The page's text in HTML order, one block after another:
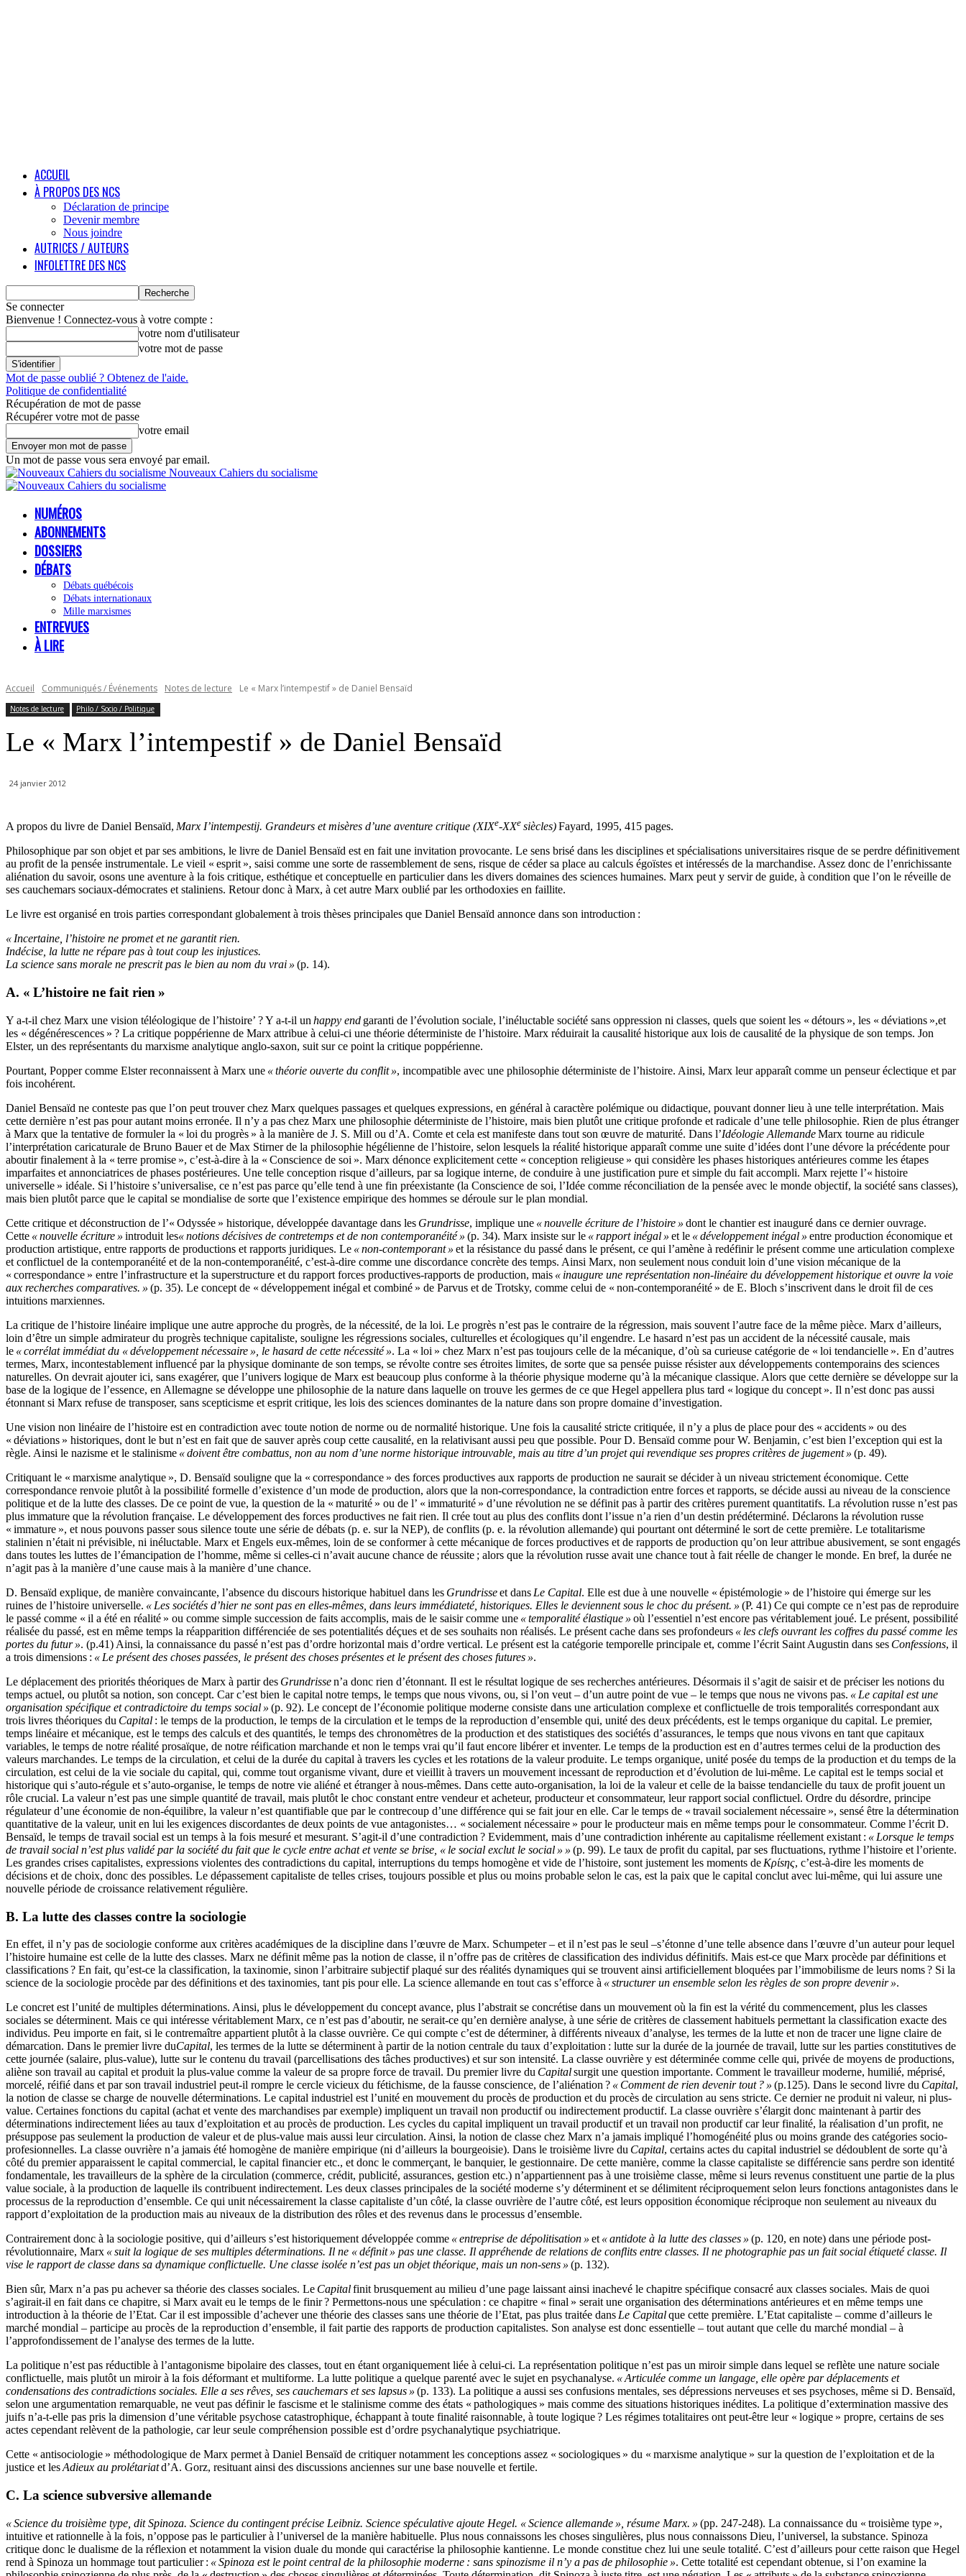
ACCUEIL
À PROPOS DES NCS
Déclaration de principe
Devenir membre
Nous joindre
AUTRICES / AUTEURS
INFOLETTRE DES NCS
Se connecter
Bienvenue ! Connectez-vous à votre compte :
votre nom d'utilisateur
votre mot de passe
Mot de passe oublié ? Obtenez de l'aide.
Politique de confidentialité
Récupération de mot de passe
Récupérer votre mot de passe
votre email
Un mot de passe vous sera envoyé par email.
Nouveaux Cahiers du socialisme
NUMÉROS
ABONNEMENTS
DOSSIERS
DÉBATS
Débats québécois
Débats internationaux
Mille marxismes
ENTREVUES
À LIRE
Accueil Communiqués / Événements Notes de lecture Le « Marx l’intempestif » de Daniel Bensaïd
Notes de lecture Philo / Socio / Politique
Le « Marx l’intempestif » de Daniel Bensaïd
24 janvier 2012
A propos du livre de Daniel Bensaïd, Marx I’intempestij. Grandeurs et misères d’une aventure critique (XIXe-XXe siècles)Fayard, 1995, 415 pages.
Philosophique par son objet et par ses ambitions, le livre de Daniel Bensaïd est en fait une invitation provocante. Le sens brisé dans les disciplines et spécialisations universitaires risque de se perdre définitivement
au profit de la pensée instrumentale. Le vieil « esprit », saisi comme une sorte de rassemblement de sens, risque de céder sa place au calculs égoïstes et intéressés de la marchandise. Assez donc de l’enrichissante
aliénation du savoir, osons une aventure à la fois critique, esthétique et conceptuelle en particulier dans les divers domaines des sciences humaines. Marx peut y servir de guide, à condition que l’on le réveille de
ses cauchemars sociaux-démocrates et staliniens. Retour donc à Marx, à cet autre Marx oublié par les orthodoxies en faillite.
Le livre est organisé en trois parties correspondant globalement à trois thèses principales que Daniel Bensaïd annonce dans son introduction :
« Incertaine, l’histoire ne promet et ne garantit rien.
Indécise, la lutte ne répare pas à tout coup les injustices.
La science sans morale ne prescrit pas le bien au nom du vrai » (p. 14).
A. « L’histoire ne fait rien »
Y a-t-il chez Marx une vision téléologique de l’histoire’ ? Y a-t-il un happy end garanti de l’évolution sociale, l’inéluctable société sans oppression ni classes, quels que soient les « détours », les « déviations »,et
les « dégénérescences » ? La critique poppérienne de Marx attribue à celui-ci une théorie déterministe de l’histoire. Marx réduirait la causalité historique aux lois de causalité de la physique de son temps. Jon
Elster, un des représentants du marxisme analytique anglo-saxon, suit sur ce point la critique poppérienne.
Pourtant, Popper comme Elster reconnaissent à Marx une « théorie ouverte du conflit », incompatible avec une philosophie déterministe de l’histoire. Ainsi, Marx leur apparaît comme un penseur éclectique et par
fois incohérent.
Daniel Bensaïd ne conteste pas que l’on peut trouver chez Marx quelques passages et quelques expressions, en général à caractère polémique ou didactique, pouvant donner lieu à une telle interprétation. Mais
cette dernière n’est pas pour autant moins erronée. Il n’y a pas chez Marx une philosophie déterministe de l’histoire, mais bien plutôt une critique profonde et radicale d’une telle philosophie. Rien de plus étranger
à Marx que la tentative de formuler la « loi du progrès » à la manière de J. S. Mill ou d’A. Comte et cela est manifeste dans tout son œuvre de maturité. Dans l’Idéologie AllemandeMarx tourne au ridicule
l’interprétation caricaturale de Bruno Bauer et de Max Stirner de la philosophie hégélienne de l’histoire, selon lesquels la réalité historique apparaît comme une suite d’idées dont l’une dévore la précédente pour
aboutir finalement à la « terre promise », c’est-à-dire à la « Conscience de soi ». Marx dénonce explicitement cette « conception religieuse » qui considère les phases historiques antérieures comme les étapes
imparfaites et annonciatrices de phases postérieures. Une telle conception risque d’ailleurs, par sa logique interne, de conduire à une justification pure et simple du fait accompli. Marx rejette l’« histoire
universelle » idéale. Si l’histoire s’universalise, ce n’est pas parce qu’elle tend à une fin préexistante (la Conscience de soi, l’Idée comme réconciliation de la pensée avec le monde objectif, la société sans classes),
mais bien plutôt parce que le capital se mondialise de sorte que l’existence empirique des hommes se déroule sur le plan mondial.
Cette critique et déconstruction de l’« Odyssée » historique, développée davantage dans les Grundrisse, implique une « nouvelle écriture de l’histoire » dont le chantier est inauguré dans ce dernier ouvrage.
Cette « nouvelle écriture » introduit les« notions décisives de contretemps et de non contemporanéité » (p. 34). Marx insiste sur le « rapport inégal » et le « développement inégal » entre production économique et
production artistique, entre rapports de productions et rapports juridiques. Le « non-contemporant » et la résistance du passé dans le présent, ce qui l’amène à redéfinir le présent comme une articulation complexe
et conflictuel de la contemporanéité et de la non-contemporanéité, c’est-à-dire comme une discordance concrète des temps. Ainsi Marx, non seulement nous conduit loin d’une vision mécanique de la
« correspondance » entre l’infrastructure et la superstructure et du rapport forces productives-rapports de production, mais « inaugure une représentation non-linéaire du développement historique et ouvre la voie
aux recherches comparatives. » (p. 35). Le concept de « développement inégal et combiné » de Parvus et de Trotsky, comme celui de « non-contemporanéité » de E. Bloch s’inscrivent dans le droit fil de ces
intuitions marxiennes.
La critique de l’histoire linéaire implique une autre approche du progrès, de la nécessité, de la loi. Le progrès n’est pas le contraire de la régression, mais souvent l’autre face de la même pièce. Marx d’ailleurs,
loin d’être un simple admirateur du progrès technique capitaliste, souligne les régressions sociales, culturelles et écologiques qu’il engendre. Le hasard n’est pas un accident de la nécessité causale, mais
le « corrélat immédiat du « développement nécessaire », le hasard de cette nécessité ». La « loi » chez Marx n’est pas toujours celle de la mécanique, d’où sa curieuse catégorie de « loi tendancielle ». En d’autres
termes, Marx, incontestablement influencé par la physique dominante de son temps, se révolte contre ses étroites limites, de sorte que sa pensée puisse résister aux développements contemporains des sciences
naturelles. On devrait ajouter ici, sans exagérer, que l’univers logique de Marx est beaucoup plus conforme à la théorie physique moderne qu’à la mécanique classique. Alors que cette dernière se développe sur la
base de la logique de l’essence, en Allemagne se développe une philosophie de la nature dans laquelle on trouve les germes de ce que Hegel appellera plus tard « logique du concept ». Il n’est donc pas aussi
étonnant si Marx refuse de transposer, sans scepticisme et esprit critique, les lois des sciences dominantes de la nature dans son propre domaine d’investigation.
Une vision non linéaire de l’histoire est en contradiction avec toute notion de norme ou de normalité historique. Une fois la causalité stricte critiquée, il n’y a plus de place pour des « accidents » ou des
« déviations » historiques, dont le but n’est en fait que de sauver après coup cette causalité, en la relativisant aussi peu que possible. Pour D. Bensaïd comme pour W. Benjamin, c’est bien l’exception qui est la
règle. Ainsi le nazisme et le stalinisme « doivent être combattus, non au nom d’une norme historique introuvable, mais au titre d’un projet qui revendique ses propres critères de jugement » (p. 49).
Critiquant le « marxisme analytique », D. Bensaïd souligne que la « correspondance » des forces productives aux rapports de production ne saurait se décider à un niveau strictement économique. Cette
correspondance renvoie plutôt à la possibilité formelle d’existence d’un mode de production, alors que la non-correspondance, la contradiction entre forces et rapports, se décide aussi au niveau de la conscience
politique et de la lutte des classes. De ce point de vue, la question de la « maturité » ou de l’ « immaturité » d’une révolution ne se définit pas à partir des critères purement quantitatifs. La révolution russe n’est pas
plus immature que la révolution française. Le développement des forces productives ne fait rien. Il crée tout au plus des conflits dont l’issue n’a rien d’un destin prédéterminé. Déclarons la révolution russe
« immature », et nous pouvons passer sous silence toute une série de débats (p. e. sur la NEP), de conflits (p. e. la révolution allemande) qui pourtant ont déterminé le sort de cette première. Le totalitarisme
stalinien n’était ni prévisible, ni inéluctable. Marx et Engels eux-mêmes, loin de se conformer à cette mécanique de forces productives et de rapports de production qu’on leur attribue abusivement, se sont engagés
dans toutes les luttes de l’émancipation de l’homme, même si celles-ci n’avait aucune chance de réussite ; alors que la révolution russe avait une chance tout à fait réelle de changer le monde. En bref, la durée ne
n’agit pas à la manière d’une cause mais à la manière d’une chance.
D. Bensaïd explique, de manière convaincante, l’absence du discours historique habituel dans les Grundrisseet dans Le Capital. Elle est due à une nouvelle « épistémologie » de l’histoire qui émerge sur les
ruines de l’histoire universelle. « Les sociétés d’hier ne sont pas en elles-mêmes, dans leurs immédiateté, historiques. Elles le deviennent sous le choc du présent. » (P. 41) Ce qui compte ce n’est pas de reproduire
le passé comme « il a été en réalité » ou comme simple succession de faits accomplis, mais de le saisir comme une « temporalité élastique » où l’essentiel n’est encore pas véritablement joué. Le présent, possibilité
réalisée du passé, est en même temps la réapparition différenciée de ses potentialités déçues et de ses souhaits non réalisés. Le présent cache dans ses profondeurs « les clefs ouvrant les coffres du passé comme les
portes du futur ». (p.41) Ainsi, la connaissance du passé n’est pas d’ordre horizontal mais d’ordre vertical. Le présent est la catégorie temporelle principale et, comme l’écrit Saint Augustin dans ses Confessions, il
a trois dimensions : « Le présent des choses passées, le présent des choses présentes et le présent des choses futures ».
Le déplacement des priorités théoriques de Marx à partir des Grundrissen’a donc rien d’étonnant. Il est le résultat logique de ses recherches antérieures. Désormais il s’agit de saisir et de préciser les notions du
temps actuel, ou plutôt sa notion, son concept. Car c’est bien le capital notre temps, le temps que nous vivons, ou, si l’on veut – d’un autre point de vue – le temps que nous ne vivons pas. « Le capital est une
organisation spécifique et contradictoire du temps social » (p. 92). Le concept de l’économie politique moderne consiste dans une articulation complexe et conflictuelle de trois temporalités correspondant aux
trois livres théoriques du Capital : le temps de la production, le temps de la circulation et le temps de la reproduction d’ensemble qui, unité des deux précédents, est le temps organique du capital. Le premier,
temps linéaire et mécanique, est le temps des calculs et des quantités, le temps des chronomètres de la production et des statistiques des sociétés d’assurances, le temps que nous vivons en tant que capitaux
variables, le temps de notre réalité prosaïque, de notre réification marchande et non le temps vrai qu’il faut encore libérer et inventer. Le temps de la production est en d’autres termes celui de la production des
valeurs marchandes. Le temps de la circulation, et celui de la durée du capital à travers les cycles et les rotations de la valeur produite. Le temps organique, unité posée du temps de la production et du temps de la
circulation, est celui de la vie sociale du capital, qui, comme tout organisme vivant, dure et vieillit à travers un mouvement incessant de reproduction et d’évolution de lui-même. Le capital est le temps social et
historique qui s’auto-régule et s’auto-organise, le temps de notre vie aliéné et étranger à nous-mêmes. Dans cette auto-organisation, la loi de la valeur et celle de la baisse tendancielle du taux de profit jouent un
rôle crucial. La valeur n’est pas une simple quantité de travail, mais plutôt le choc constant entre vendeur et acheteur, producteur et consommateur, leur rapport social conflictuel. Ordre du désordre, principe
régulateur d’une économie de non-équilibre, la valeur n’est quantifiable que par le contrecoup d’une différence qui se fait jour en elle. Car le temps de « travail socialement nécessaire », sensé être la détermination
quantitative de la valeur, unit en lui les exigences discordantes de deux points de vue antagonistes… « socialement nécessaire » pour le producteur mais en même temps pour le consommateur. Comme l’écrit D.
Bensaïd, le temps de travail social est un temps à la fois mesuré et mesurant. S’agit-il d’une contradiction ? Evidemment, mais d’une contradiction inhérente au capitalisme réellement existant : « Lorsque le temps
de travail social n’est plus validé par la société du fait que le cycle entre achat et vente se brise, « le social exclut le social » » (p. 99). Le taux de profit du capital, par ses fluctuations, rythme l’histoire et l’oriente.
Les grandes crises capitalistes, expressions violentes des contradictions du capital, interruptions du temps homogène et vide de l’histoire, sont justement les moments de Κρίsης, c’est-à-dire les moments de
décisions et de choix, donc des possibles. Le dépassement capitaliste de telles crises, toujours possible et plus ou moins probable selon le cas, est la paix que le capital conclut avec lui-même, qui lui assure une
nouvelle période de croissance relativement régulière.
B. La lutte des classes contre la sociologie
En effet, il n’y pas de sociologie conforme aux critères académiques de la discipline dans l’œuvre de Marx. Schumpeter – et il n’est pas le seul –s’étonne d’une telle absence dans l’œuvre d’un auteur pour lequel
l’histoire humaine est celle de la lutte des classes. Marx ne définit même pas la notion de classe, il n’offre pas de critères de classification des individus définitifs. Mais est-ce que Marx procède par définitions et
classifications ? En fait, qu’est-ce la classification, la taxinomie, sinon l’arbitraire subjectif plaqué sur des réalités dynamiques qui se trouvent ainsi artificiellement bloquées par l’immobilisme de leurs noms ? Si la
science de la sociologie procède par des définitions et des taxinomies, tant pis pour elle. La science allemande en tout cas s’efforce à « structurer un ensemble selon les règles de son propre devenir ».
Le concret est l’unité de multiples déterminations. Ainsi, plus le développement du concept avance, plus l’abstrait se concrétise dans un mouvement où la fin est la vérité du commencement, plus les classes
sociales se déterminent. Mais ce qui intéresse véritablement Marx, ce n’est pas d’aboutir, ne serait-ce qu’en dernière analyse, à une série de critères de classement habituels permettant la classification exacte des
individus. Peu importe en fait, si le contremaître appartient plutôt à la classe ouvrière. Ce qui compte c’est de déterminer, à différents niveaux d’analyse, les termes de la lutte et non de tracer une ligne claire de
démarcation. Dans le premier livre duCapital, les termes de la lutte se déterminent à partir de la notion centrale du taux d’exploitation : lutte sur la durée de la journée de travail, lutte sur les parties constitutives de
cette journée (salaire, plus-value), lutte sur le contenu du travail (parcellisations des tâches productives) et sur son intensité. La classe ouvrière y est déterminée comme celle qui, privée de moyens de productions,
aliène son travail au capital et produit la plus-value comme la valeur de sa propre force de travail. Du premier livre du Capitalsurgit une question importante. Comment le travailleur moderne, humilié, méprisé,
morcelé, réifié dans et par son travail industriel peut-il rompre le cercle vicieux du fétichisme, de la fausse conscience, de l’aliénation ? « Comment de rien devenir tout ? » (p.125). Dans le second livre du Capital,
la notion de classe se charge de nouvelle déterminations. Le capital industriel est l’unité en mouvement du procès de production et du procès de circulation au sens stricte. Ce dernier ne produit ni valeur, ni plus-
value. Certaines fonctions du capital (achat et vente des marchandises par exemple) impliquent un travail non productif ou indirectement productif. La classe ouvrière s’élargit donc maintenant à partir des
déterminations indirectement liées au taux d’exploitation et au procès de production. Les cycles du capital impliquent un travail productif et un travail non productif car leur finalité, la réalisation d’un profit, ne
présuppose pas seulement la production de valeur et de plus-value mais aussi leur circulation. Ainsi, la notion de classe chez Marx n’a jamais impliqué l’homogénéité plus ou moins grande des catégories socio-
profesionnelles. La classe ouvrière n’a jamais été homogène de manière empirique (ni d’ailleurs la bourgeoisie). Dans le troisième livre du Capital, certains actes du capital industriel se dédoublent de sorte qu’à
côté du premier apparaissent le capital commercial, le capital financier etc., et donc le commerçant, le banquier, le gestionnaire. De cette manière, comme la classe capitaliste se différencie sans perdre son identité
fondamentale, les travailleurs de la sphère de la circulation (commerce, crédit, publicité, assurances, gestion etc.) n’appartiennent pas à une troisième classe, même si leurs revenus constituent une partie de la plus
value sociale, à la production de laquelle ils contribuent indirectement. Les deux classes principales de la société moderne s’y déterminent et se délimitent réciproquement selon leurs fonctions antagonistes dans le
processus de la reproduction d’ensemble. Ce qui unit nécessairement la classe capitaliste d’un côté, la classe ouvrière de l’autre côté, est leurs opposition économique réciproque non seulement au niveaux du
rapport d’exploitation de la production mais au niveaux de la distribution des rôles et des revenus dans le processus d’ensemble.
Contrairement donc à la sociologie positive, qui d’ailleurs s’est historiquement développée comme « entreprise de dépolitisation » et « antidote à la lutte des classes » (p. 120, en note) dans une période post-
révolutionnaire, Marx « suit la logique de ses multiples déterminations. Il ne « définit » pas une classe. Il appréhende de relations de conflits entre classes. Il ne photographie pas un fait social étiqueté classe. Il
vise le rapport de classe dans sa dynamique conflictuelle. Une classe isolée n’est pas un objet théorique, mais un non-sens » (p. 132).
Bien sûr, Marx n’a pas pu achever sa théorie des classes sociales. Le Capitalfinit brusquement au milieu d’une page laissant ainsi inachevé le chapitre spécifique consacré aux classes sociales. Mais de quoi
s’agirait-il en fait dans ce chapitre, si Marx avait eu le temps de le finir ? Permettons-nous une spéculation : ce chapitre « final » serait une organisation des déterminations antérieures et en même temps une
introduction à la théorie de l’Etat. Car il est impossible d’achever une théorie des classes sans une théorie de l’Etat, pas plus traitée dans Le Capitalque cette première. L’Etat capitaliste – comme d’ailleurs le
marché mondial – participe au procès de la reproduction d’ensemble, il fait partie des rapports de production capitalistes. Son analyse est donc essentielle – tout autant que celle du marché mondial – à
l’approfondissement de l’analyse des termes de la lutte.
La politique n’est pas réductible à l’antagonisme bipolaire des classes, tout en étant organiquement liée à celui-ci. La représentation politique n’est pas un miroir simple dans lequel se reflète une nature sociale
conflictuelle, mais plutôt un miroir à la fois déformant et multiforme. La lutte politique a quelque parenté avec le sujet en psychanalyse. « Articulée comme un langage, elle opère par déplacements et
condensations des contradictions sociales. Elle a ses rêves, ses cauchemars et ses lapsus » (p. 133). La politique a aussi ses confusions mentales, ses dépressions nerveuses et ses psychoses, même si D. Bensaïd,
selon une argumentation remarquable, ne veut pas définir le fascisme et le stalinisme comme des états « pathologiques » mais comme des situations historiques inédites. La politique d’extermination massive des
juifs n’a-t-elle pas pris la dimension d’une véritable psychose catastrophique, échappant à toute finalité raisonnable, à toute logique ? Les régimes totalitaires ont peut-être leur « logique » propre, certains de ses
actes cependant relèvent de la pathologie, car leur seule compréhension possible est d’ordre psychanalytique psychiatrique.
Cette « antisociologie » méthodologique de Marx permet à Daniel Bensaïd de critiquer notamment les conceptions assez « sociologiques » du « marxisme analytique » sur la question de l’exploitation et de la
justice et lesAdieux au prolétariatd’A. Gorz, resituant ainsi des discussions anciennes sur une base nouvelle et fertile.
C. La science subversive allemande
« Science du troisième type, dit Spinoza. Science du contingent précise Leibniz. Science spéculative ajoute Hegel. « Science allemande », résume Marx. » (pp. 247-248). La connaissance du « troisième type »,
intuitive et rationnelle à la fois, n’oppose pas le particulier à l’universel de la manière habituelle. Plus nous connaissons les choses singulières, plus nous connaissons Dieu, l’universel, la substance. Spinoza
critique donc le dualisme de la réflexion et notamment la vision duale du monde qui caractérise la philosophie kantienne. Le monde constitue chez lui une seule totalité. C’est d’ailleurs pour cette raison que Hegel
rend à Spinoza un hommage tout particulier : « Spinoza est le point central de la philosophie moderne : sans spinozisme il n’y a pas de philosophie ». Cette totalité est cependant obtenue, si l’on examine la